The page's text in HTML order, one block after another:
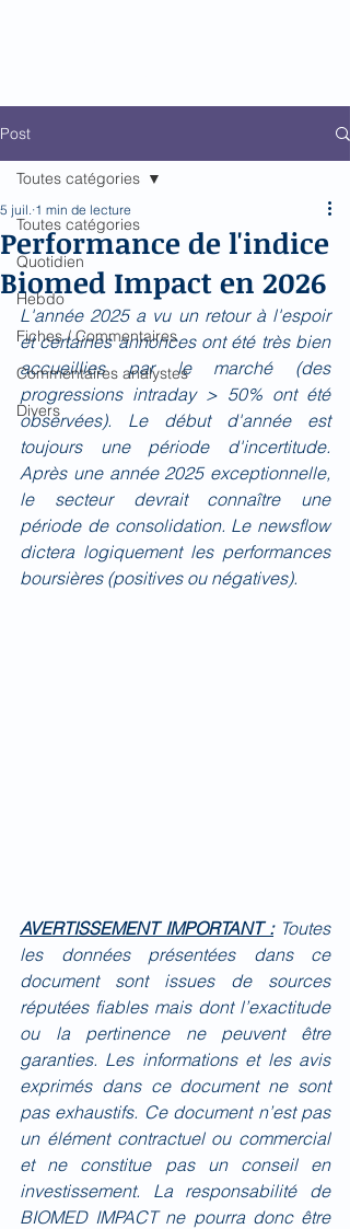
Post
Toutes catégories
Quotidien
Hebdo
Fiches / Commentaires
Commentaires analystes
Divers
Toutes catégories
Performance de l'indice
Biomed Impact en 2026
5 juil. 1 min de lecture
L'année 2025 a vu un retour à l'espoir
et certaines annonces ont été très bien
accueillies par le marché (des
progressions intraday > 50% ont été
observées). Le début d'année est
toujours une période d'incertitude.
Après une année 2025 exceptionnelle,
le secteur devrait connaître une
période de consolidation. Le newsflow
dictera logiquement les performances
boursières (positives ou négatives).
AVERTISSEMENT IMPORTANT : Toutes
les données présentées dans ce
document sont issues de sources
réputées fiables mais dont l’exactitude
ou la pertinence ne peuvent être
garanties. Les informations et les avis
exprimés dans ce document ne sont
pas exhaustifs. Ce document n’est pas
un élément contractuel ou commercial
et ne constitue pas un conseil en
investissement. La responsabilité de
BIOMED IMPACT ne pourra donc être